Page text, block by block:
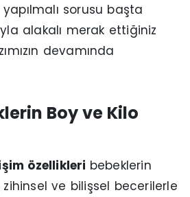
sorusu başta
alakalı merak ettiğiniz
devamında
Boy ve Kilo
özellikleri bebeklerin
ve bilişsel becerilerle